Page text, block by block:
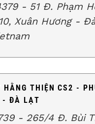
- 51 Đ. Phạm
Xuân Hương -
HẰNG THIỆN CS2 -
- ĐÀ LẠT
- 265/4 Đ. Bùi